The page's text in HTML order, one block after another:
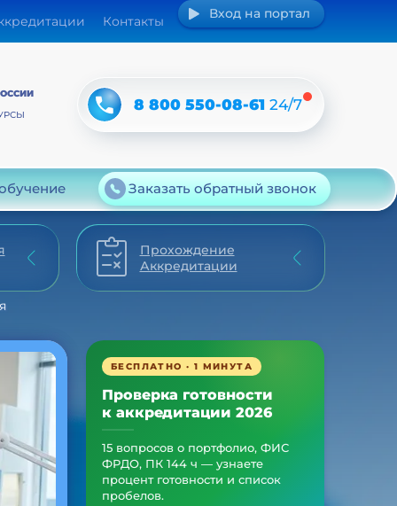
Контакты Вход на портал
8 800 550-08-6124/7
Заказать обратный звонок
Прохождение
Аккредитации
БЕСПЛАТНО · 1 МИНУТА
Проверка готовности
к аккредитации 2026
15 вопросов о портфолио, ФИС
ФРДО, ПК 144 ч — узнаете
процент готовности и список
пробелов.